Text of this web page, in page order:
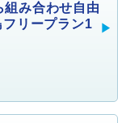
組み合わせ自由
リープラン1